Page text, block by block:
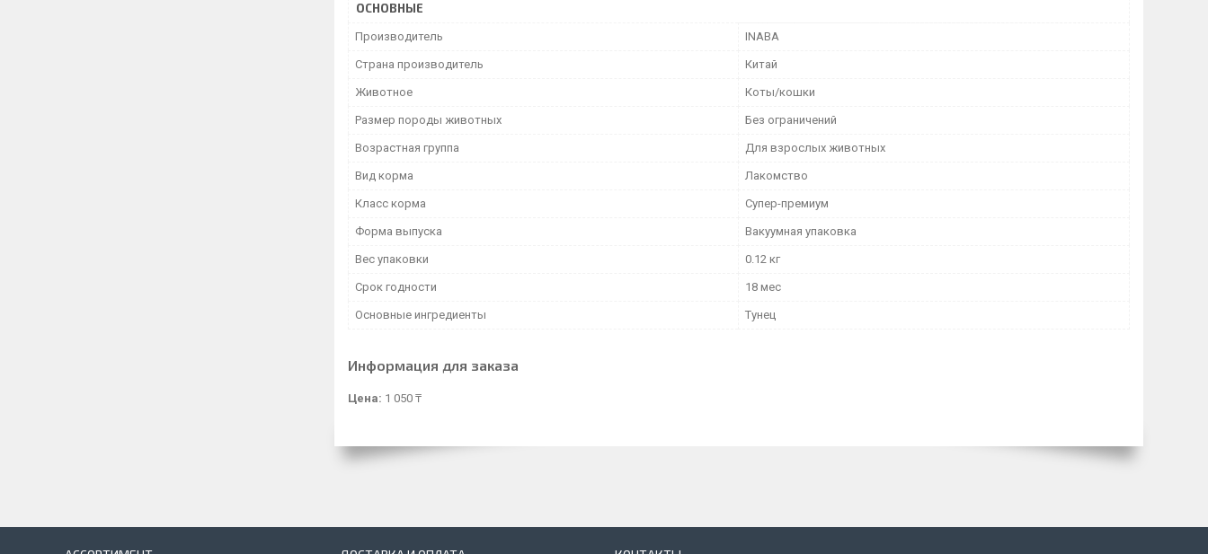
ОСНОВНЫЕ
Производитель INABA
Страна производитель Китай
Животное Коты/кошки
Размер породы животных Без ограничений
Возрастная группа Для взрослых животных
Вид корма Лакомство
Класс корма Супер-премиум
Форма выпуска Вакуумная упаковка
Вес упаковки 0.12 кг
Срок годности 18 мес
Основные ингредиенты Тунец
Информация для заказа
Цена: 1 050 ₸